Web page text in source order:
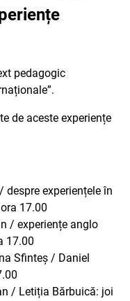
pedagogic
de aceste experiențe
experiențele în
17.00
/ experiențe anglo
17.00
Sfinteș / Daniel
/ Letiția Bărbuică: joi